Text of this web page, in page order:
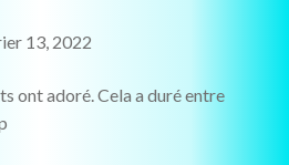
13, 2022
ont adoré. Cela a duré entre